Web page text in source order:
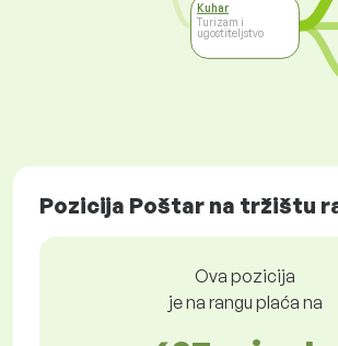
Kuhar
Turizam i
ugostiteljstvo
Pozicija Poštar na tržištu
Ova pozicija
je na rangu plaća na